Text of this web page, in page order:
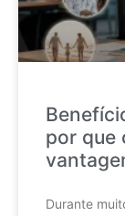
por que
Durante